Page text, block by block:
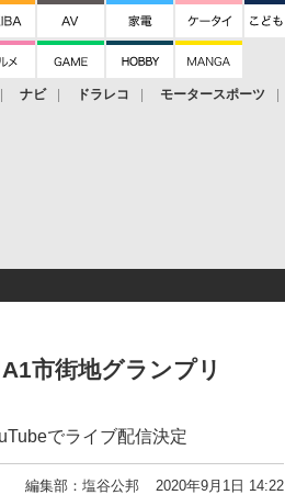
ナビ ドラレコ モータースポーツ
市街地グランプリ
でライブ配信決定
編集部：塩谷公邦 2020年9月1日 14:22